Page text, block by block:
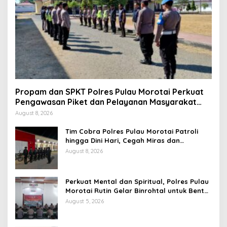
Propam dan SPKT Polres Pulau Morotai Perkuat
Pengawasan Piket dan Pelayanan Masyarakat
Selama 1×24 Jam
August 8, 2026
Tim Cobra Polres Pulau Morotai Patroli
hingga Dini Hari, Cegah Miras dan
Gangguan Kamtibmas
August 8, 2026
Perkuat Mental dan Spiritual, Polres Pulau
Morotai Rutin Gelar Binrohtal untuk Bentuk
Personel Berintegritas
August 5, 2026